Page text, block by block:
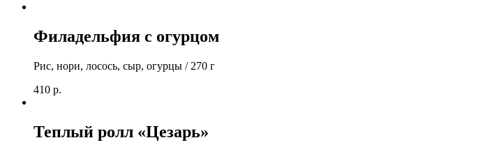
Филадельфия с огурцом
Рис, нори, лосось, сыр, огурцы / 270 г
410 р.
Теплый ролл «Цезарь»